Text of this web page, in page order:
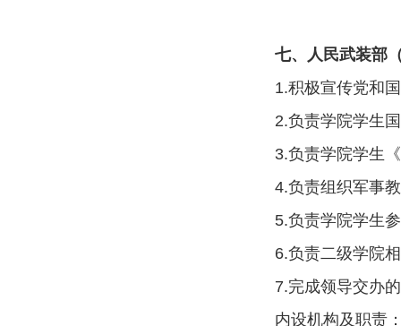
七、人民武装部
1.积极宣传党和
2.负责学院学生
3.负责学院学生
4.负责组织军事
5.负责学院学生
6.负责二级学院
7.完成领导交办
内设机构及职责